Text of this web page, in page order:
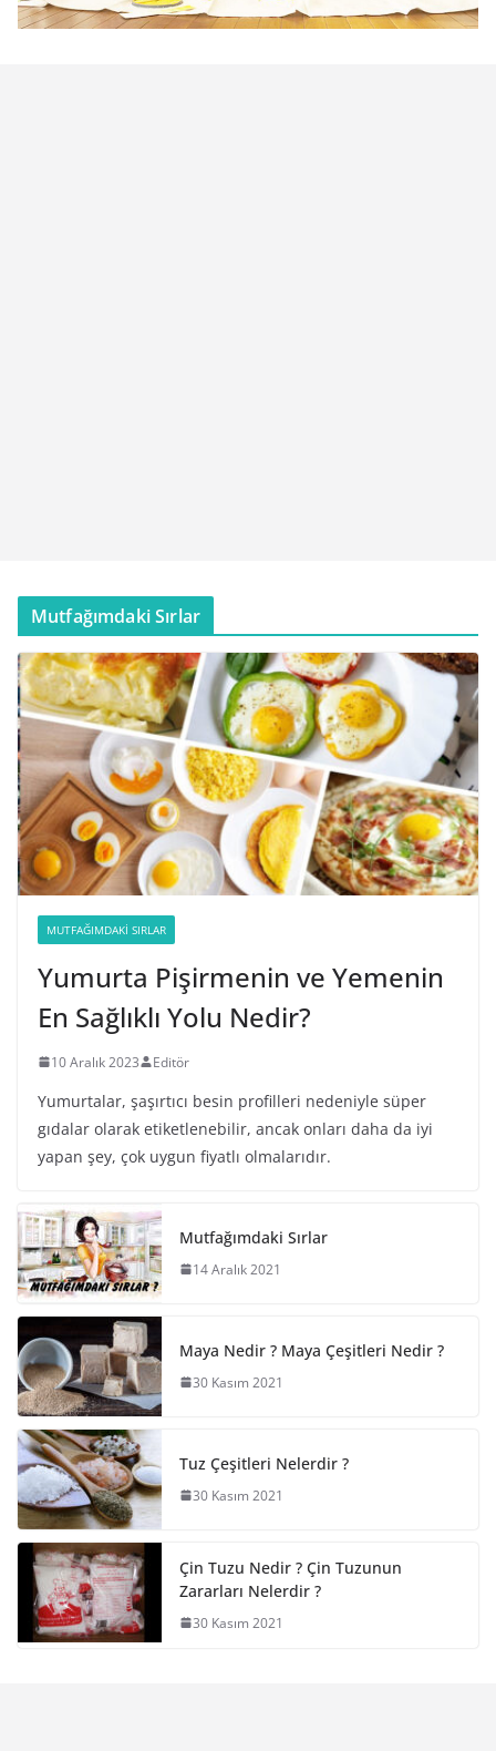
Mutfağımdaki Sırlar
MUTFAĞIMDAKI SIRLAR
Yumurta Pişirmenin ve Yemenin
En Sağlıklı Yolu Nedir?
10 Aralık 2023 Editör
Yumurtalar, şaşırtıcı besin profilleri nedeniyle süper
gıdalar olarak etiketlenebilir, ancak onları daha da iyi
yapan şey, çok uygun fiyatlı olmalarıdır.
Mutfağımdaki Sırlar
14 Aralık 2021
Maya Nedir ? Maya Çeşitleri Nedir ?
30 Kasım 2021
Tuz Çeşitleri Nelerdir ?
30 Kasım 2021
Çin Tuzu Nedir ? Çin Tuzunun
Zararları Nelerdir ?
30 Kasım 2021